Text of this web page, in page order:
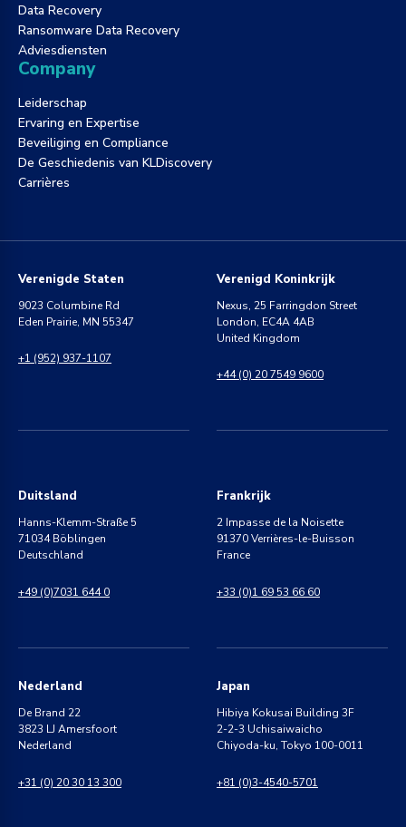
Data Recovery
Ransomware Data Recovery
Adviesdiensten
Company
Leiderschap
Ervaring en Expertise
Beveiliging en Compliance
De Geschiedenis van KLDiscovery
Carrières
Verenigde Staten
9023 Columbine Rd
Eden Prairie, MN 55347
+1 (952) 937-1107
Verenigd Koninkrijk
Nexus, 25 Farringdon Street
London, EC4A 4AB
United Kingdom
+44 (0) 20 7549 9600
Duitsland
Hanns-Klemm-Straße 5
71034 Böblingen
Deutschland
+49 (0)7031 644 0
Frankrijk
2 Impasse de la Noisette
91370 Verrières-le-Buisson
France
+33 (0)1 69 53 66 60
Nederland
De Brand 22
3823 LJ Amersfoort
Nederland
+31 (0) 20 30 13 300
Japan
Hibiya Kokusai Building 3F
2-2-3 Uchisaiwaicho
Chiyoda-ku, Tokyo 100-0011
+81 (0)3-4540-5701